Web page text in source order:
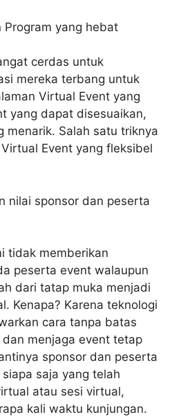
Program yang hebat
cerdas untuk
mereka terbang untuk
Virtual Event yang
yang dapat disesuaikan,
menarik. Salah satu triknya
Event yang fleksibel
nilai sponsor dan peserta
tidak memberikan
peserta event walaupun
dari tatap muka menjadi
Kenapa? Karena teknologi
cara tanpa batas
menjaga event tetap
sponsor dan peserta
saja yang telah
atau sesi virtual,
kali waktu kunjungan.